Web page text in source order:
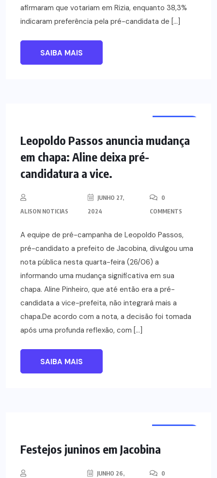
afirmaram que votariam em Rizia, enquanto 38,3%
indicaram preferência pela pré-candidata de […]
SAIBA MAIS
Leopoldo Passos anuncia mudança
em chapa: Aline deixa pré-
candidatura a vice.
ALISON NOTICIAS
JUNHO 27,
2024
0
COMMENTS
A equipe de pré-campanha de Leopoldo Passos,
pré-candidato a prefeito de Jacobina, divulgou uma
nota pública nesta quarta-feira (26/06) a
informando uma mudança significativa em sua
chapa. Aline Pinheiro, que até então era a pré-
candidata a vice-prefeita, não integrará mais a
chapa.De acordo com a nota, a decisão foi tomada
após uma profunda reflexão, com […]
SAIBA MAIS
Festejos juninos em Jacobina
JUNHO 26,
0